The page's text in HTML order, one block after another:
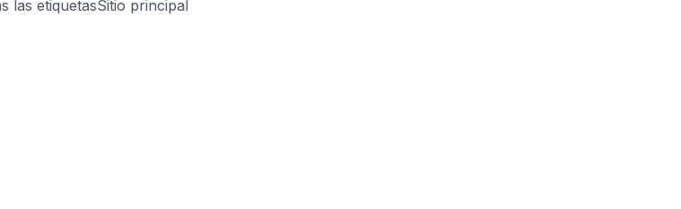
las etiquetasSitio principal